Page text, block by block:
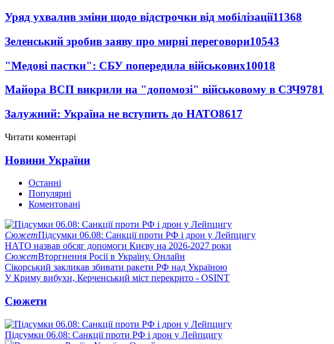
Уряд ухвалив зміни щодо відстрочки від мобілізації11368
Зеленський зробив заяву про мирні переговори10543
"Медові пастки": СБУ попередила військових10018
Майора ВСП викрили на "допомозі" військовому в СЗЧ9781
Залужний: Україна не вступить до НАТО8617
Читати коментарі
Новини України
Останні
Популярні
Коментовані
СюжетПідсумки 06.08: Санкції проти РФ і дрон у Лейпцигу
НАТО назвав обсяг допомоги Києву на 2026-2027 роки
СюжетВторгнення Росії в Україну. Онлайн
Сікорський закликав збивати ракети РФ над Україною
У Криму вибухи, Керченський міст перекрито - OSINT
Сюжети
Підсумки 06.08: Санкції проти РФ і дрон у Лейпцигу